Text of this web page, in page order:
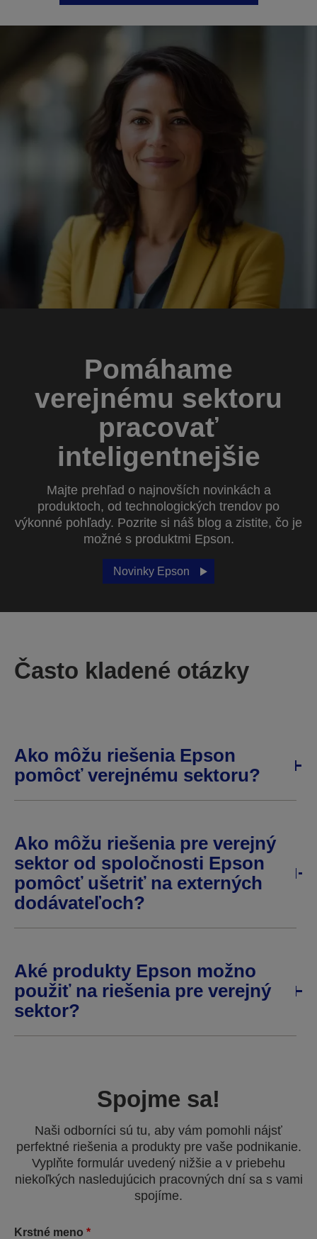
Pomáhame
verejnému sektoru
pracovať
inteligentnejšie
Majte prehľad o najnovších novinkách a
produktoch, od technologických trendov po
výkonné pohľady. Pozrite si náš blog a zistite, čo je
možné s produktmi Epson.
Novinky Epson
Často kladené otázky
Ako môžu riešenia Epson
pomôcť verejnému sektoru?
Ako môžu riešenia pre verejný
sektor od spoločnosti Epson
pomôcť ušetriť na externých
dodávateľoch?
Aké produkty Epson možno
použiť na riešenia pre verejný
sektor?
Spojme sa!
Naši odborníci sú tu, aby vám pomohli nájsť
perfektné riešenia a produkty pre vaše podnikanie.
Vyplňte formulár uvedený nižšie a v priebehu
niekoľkých nasledujúcich pracovných dní sa s vami
spojíme.
Krstné meno *